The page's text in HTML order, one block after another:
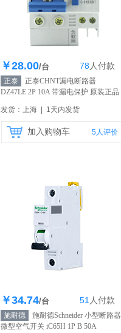
库存303个
￥28.00/台 78 人付款
正泰
正泰CHNT漏电断路器
DZ47LE 2P 10A 带漏电保护 原装正品
发货：上海 | 1天内发货
加入购物车 5人评价
库存363个
￥34.74/台 51 人付款
施耐德
施耐德Schneider 小型断路器
微型空气开关 iC65H 1P B 50A